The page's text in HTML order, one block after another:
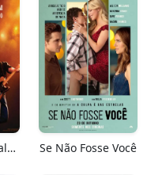
Springsteen: Salve-me Do Desconhecido Se Não Fosse Você